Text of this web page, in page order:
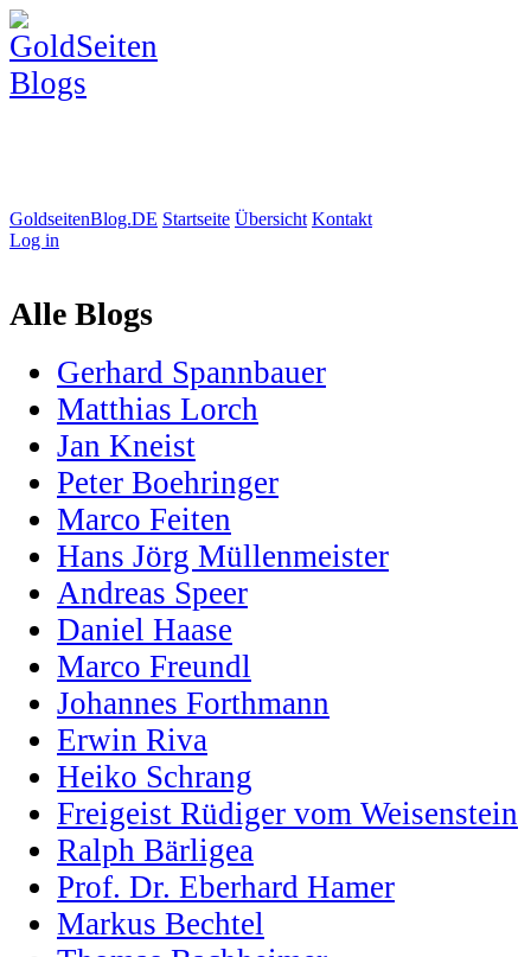
GoldseitenBlog.DE Startseite Übersicht Kontakt
Log in
Alle Blogs
Gerhard Spannbauer
Matthias Lorch
Jan Kneist
Peter Boehringer
Marco Feiten
Hans Jörg Müllenmeister
Andreas Speer
Daniel Haase
Marco Freundl
Johannes Forthmann
Erwin Riva
Heiko Schrang
Freigeist Rüdiger vom Weisenstein
Ralph Bärligea
Prof. Dr. Eberhard Hamer
Markus Bechtel